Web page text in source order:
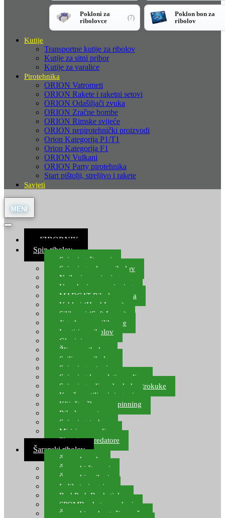
Pokloni za
ribolovce
(7)
Poklon bon za
ribolov
Kutije
Transportne kutije za ribolov
Kutije za sitni pribor
Kutije za varalice
Pirotehnika
ORION Vatrometi
ORION Rakete i raketni setovi
ORION Odašiljači zvuka
ORION Zračne bombe
ORION Rimske svijeće
ORION nepirotehnički proizvodi
Orion Kategorija P1/T1
Orion Kategorija F1
ORION Vulkani
ORION Party pirotehnika
Start pištolji, streljivo i rakete
Savjeti
≡ IZBORNIK
Spin ribolov
Spinning štapovi
Spinning role za ribolov
Najloni za spinning
Upredenice za spinning
MADCAT Ribolov soma
Vobleri (Hard Lures)
Silikonci (Soft Lures)
Jig glave za silikonce
Leptiri za ribolov
Glavinjare
Žlice za ribolov
Sajlice za ribolov
Spinning setovi
Spinning kompleti varalica
Spinning udice, dvokuke, trokuke
Kopče, vrtilice i ringovi
Kliješta, škare za spinning
Ribolov pastrve
Spinning torbe
Mirisi za varalice
Plovci za predatore
Šaranski ribolov
Šaranske role
Šaranski štapovi
Šaranski najloni
Indikatori ugriza
Rod Pod, Banksticks
SPOMB rakete, markeri
Šaranski podmetači, mreže